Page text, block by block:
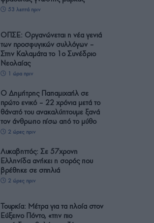
53 λεπτά πριν
ΟΠΣΕ: Οργανώνεται η νέα γενιά
των προσφυγικών συλλόγων –
Στην Καλαμάτα το 1ο Συνέδριο
Νεολαίας
1 ώρα πριν
Ο Δημήτρης Παπαμιχαήλ σε
πρώτο ενικό – 22 χρόνια μετά το
θάνατό του ανακαλύπτουμε ξανά
τον άνθρωπο πίσω από το μύθο
2 ώρες πριν
Λυκαβηττός: Σε 57χρονη
Ελληνίδα ανήκει η σορός που
βρέθηκε σε σπηλιά
2 ώρες πριν
Τουρκία: Μέτρα για τα πλοία στον
Εύξεινο Πόντο, «την πιο